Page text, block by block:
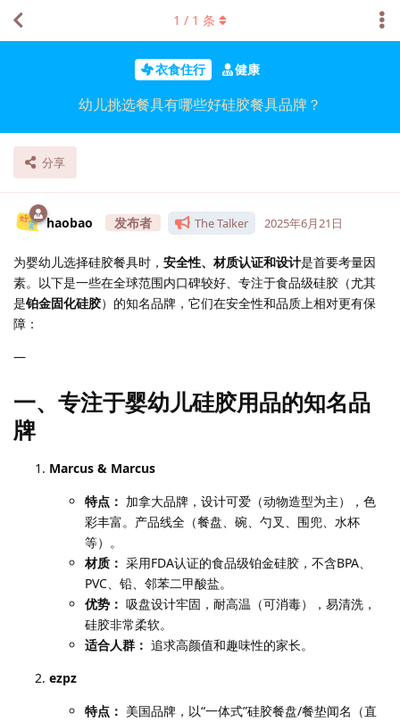
衣食住行 健康
幼儿挑选餐具有哪些好硅胶餐具品牌？
分享
1 / 1 条
haobao The Talker 2025年6月21日
为婴幼儿选择硅胶餐具时， 安全性、材质认证和设计是首要考量因
素。以下是一些在全球范围内口碑较好、专注于食品级硅胶（尤其
是铂金固化硅胶）的知名品牌，它们在安全性和品质上相对更有保
障：
—
一、专注于婴幼儿硅胶用品的知名品
牌
Marcus & Marcus
特点： 加拿大品牌，设计可爱（动物造型为主），色
彩丰富。产品线全（餐盘、碗、勺叉、围兜、水杯
等）。
材质： 采用FDA认证的食品级铂金硅胶，不含BPA、
PVC、铅、邻苯二甲酸盐。
优势： 吸盘设计牢固，耐高温（可消毒），易清洗，
硅胶非常柔软。
适合人群： 追求高颜值和趣味性的家长。
ezpz
特点： 美国品牌，以“一体式”硅胶餐盘/餐垫闻名（直